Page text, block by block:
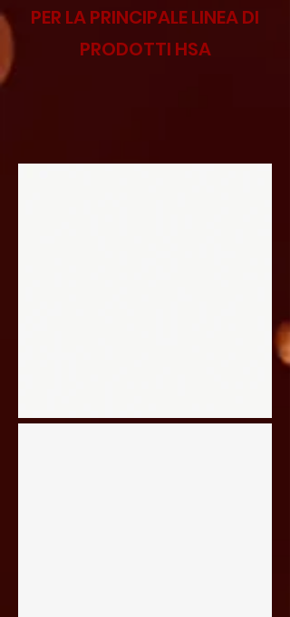
PER LA PRINCIPALE LINEA DI
PRODOTTI HSA